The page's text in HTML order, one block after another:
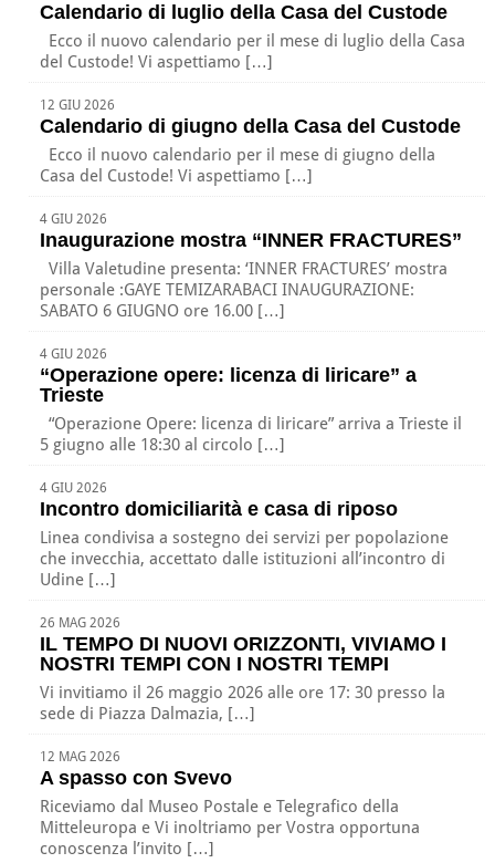
Calendario di luglio della Casa del Custode
Ecco il nuovo calendario per il mese di luglio della Casa
del Custode! Vi aspettiamo […]
12 GIU 2026
Calendario di giugno della Casa del Custode
Ecco il nuovo calendario per il mese di giugno della
Casa del Custode! Vi aspettiamo […]
4 GIU 2026
Inaugurazione mostra “INNER FRACTURES”
Villa Valetudine presenta: ‘INNER FRACTURES’ mostra
personale :GAYE TEMIZARABACI INAUGURAZIONE:
SABATO 6 GIUGNO ore 16.00 […]
4 GIU 2026
“Operazione opere: licenza di liricare” a
Trieste
“Operazione Opere: licenza di liricare” arriva a Trieste il
5 giugno alle 18:30 al circolo […]
4 GIU 2026
Incontro domiciliarità e casa di riposo
Linea condivisa a sostegno dei servizi per popolazione
che invecchia, accettato dalle istituzioni all’incontro di
Udine […]
26 MAG 2026
IL TEMPO DI NUOVI ORIZZONTI, VIVIAMO I
NOSTRI TEMPI CON I NOSTRI TEMPI
Vi invitiamo il 26 maggio 2026 alle ore 17: 30 presso la
sede di Piazza Dalmazia, […]
12 MAG 2026
A spasso con Svevo
Riceviamo dal Museo Postale e Telegrafico della
Mitteleuropa e Vi inoltriamo per Vostra opportuna
conoscenza l’invito […]